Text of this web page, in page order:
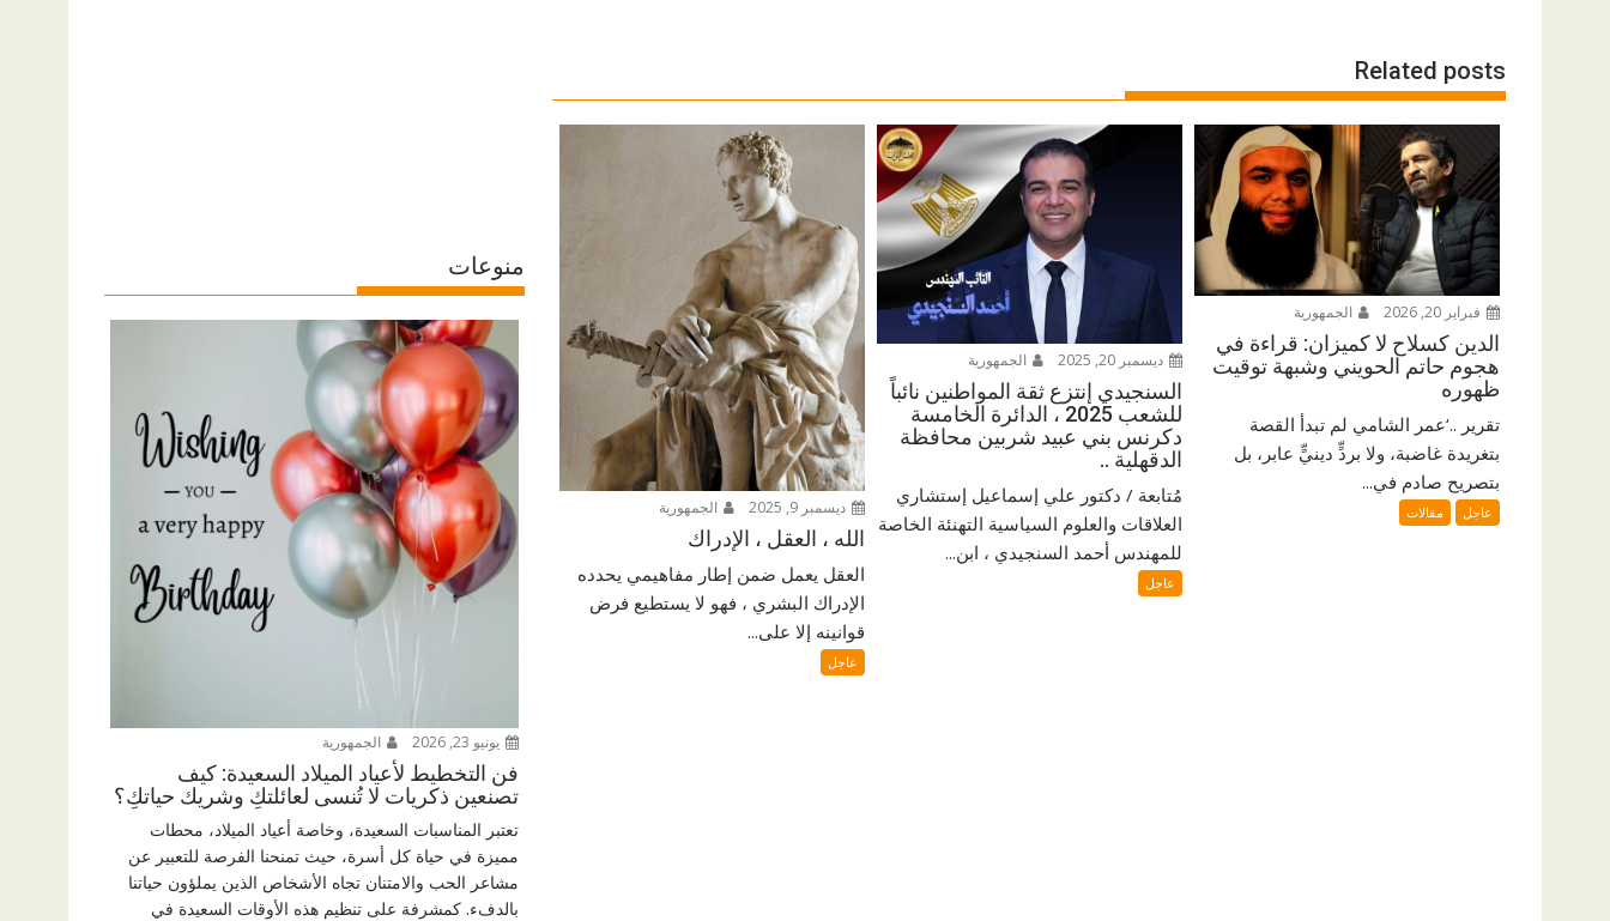
Related posts
فبراير 20, 2026 الجمهورية
الدين كسلاح لا كميزان: قراءة في
هجوم حاتم الحويني وشبهة توقيت
ظهوره
تقرير ..‘عمر الشامي لم تبدأ القصة
بتغريدة غاضبة، ولا بردٍّ دينيٍّ عابر، بل
بتصريح صادم في...
عاجل مقالات
ديسمبر 20, 2025 الجمهورية
السنجيدي إنتزع ثقة المواطنين نائباً
للشعب 2025 ، الدائرة الخامسة
دكرنس بني عبيد شربين محافظة
الدقهلية ..
مُتابعة / دكتور علي إسماعيل إستشاري
العلاقات والعلوم السياسية التهنئة الخاصة
للمهندس أحمد السنجيدي ، ابن...
عاجل
ديسمبر 9, 2025 الجمهورية
الله ، العقل ، الإدراك
العقل يعمل ضمن إطار مفاهيمي يحدده
الإدراك البشري ، فهو لا يستطيع فرض
قوانينه إلا على...
عاجل
منوعات
يونيو 23, 2026 الجمهورية
فن التخطيط لأعياد الميلاد السعيدة: كيف
تصنعين ذكريات لا تُنسى لعائلتكِ وشريك حياتكِ؟
تعتبر المناسبات السعيدة، وخاصة أعياد الميلاد، محطات
مميزة في حياة كل أسرة، حيث تمنحنا الفرصة للتعبير عن
مشاعر الحب والامتنان تجاه الأشخاص الذين يملؤون حياتنا
بالدفء. كمشرفة على تنظيم هذه الأوقات السعيدة في